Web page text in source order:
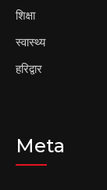
शिक्षा
स्वास्थ्य
हरिद्वार
Meta